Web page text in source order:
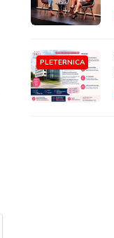
PLETERNICA